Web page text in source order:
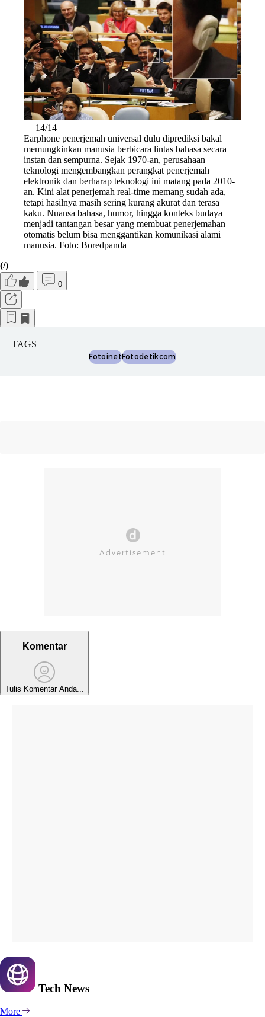
14/14
Earphone penerjemah universal dulu diprediksi bakal
memungkinkan manusia berbicara lintas bahasa secara
instan dan sempurna. Sejak 1970-an, perusahaan
teknologi mengembangkan perangkat penerjemah
elektronik dan berharap teknologi ini matang pada 2010-
an. Kini alat penerjemah real-time memang sudah ada,
tetapi hasilnya masih sering kurang akurat dan terasa
kaku. Nuansa bahasa, humor, hingga konteks budaya
menjadi tantangan besar yang membuat penerjemahan
otomatis belum bisa menggantikan komunikasi alami
manusia. Foto: Boredpanda
(/)
0
TAGS
FotoinetFotodetikcom
Komentar
Tulis Komentar Anda...
Tech News
More